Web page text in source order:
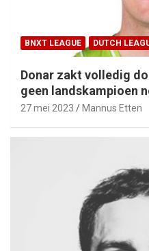
BNXT LEAGUE DUTCH
Donar zakt volledig
geen landskampioen
27 mei 2023 Mannus Etten